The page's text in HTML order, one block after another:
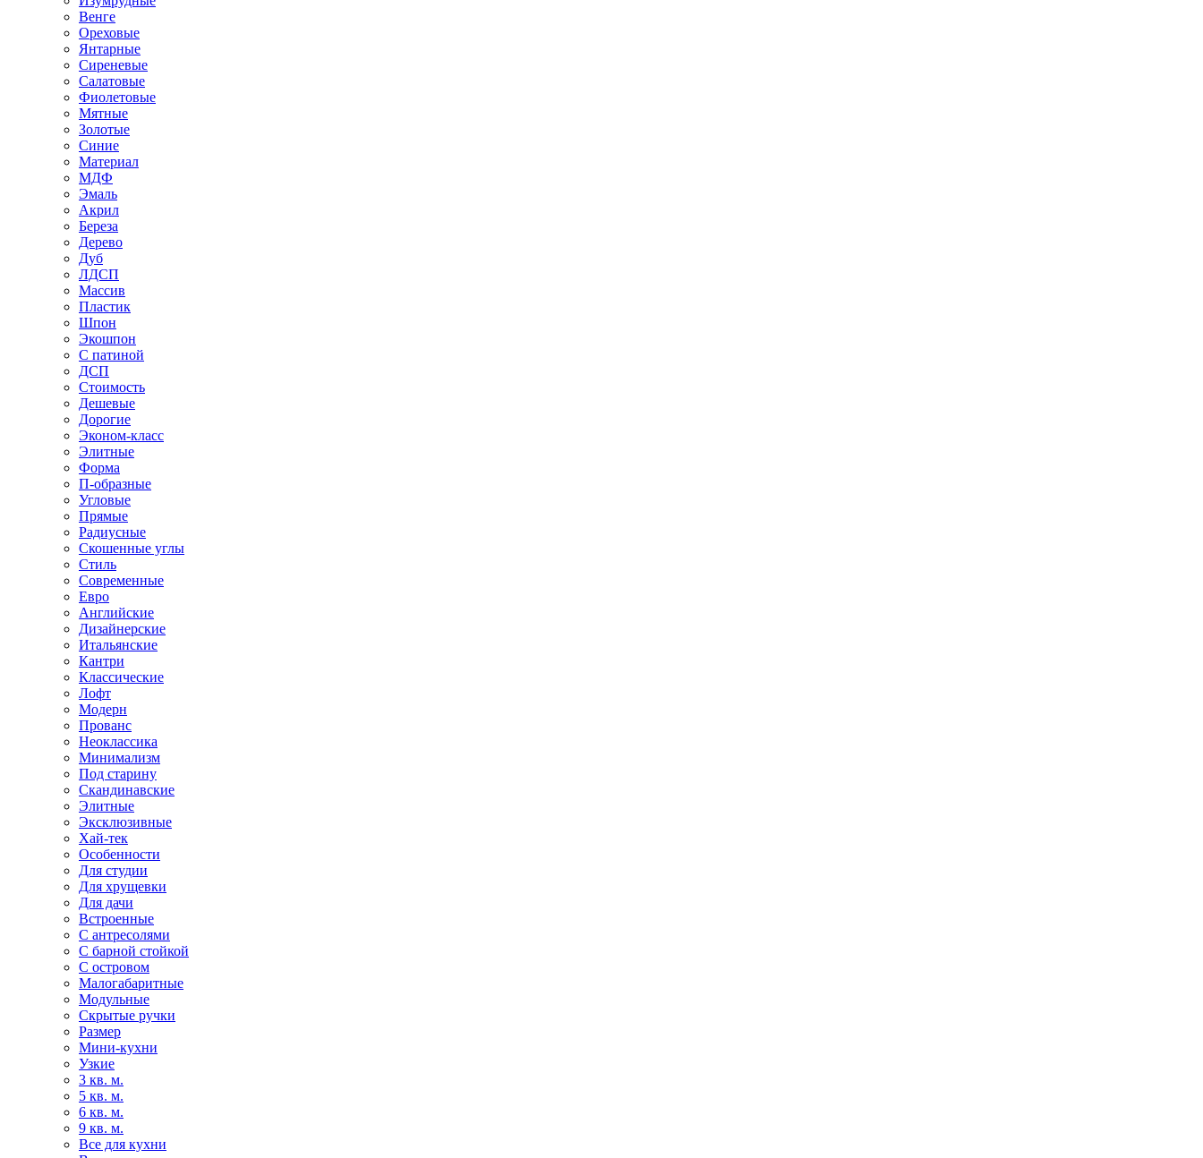
Венге
Ореховые
Янтарные
Сиреневые
Салатовые
Фиолетовые
Мятные
Золотые
Синие
Материал
МДФ
Эмаль
Акрил
Береза
Дерево
Дуб
ЛДСП
Массив
Пластик
Шпон
Экошпон
С патиной
ДСП
Стоимость
Дешевые
Дорогие
Эконом-класс
Элитные
Форма
П-образные
Угловые
Прямые
Радиусные
Скошенные углы
Стиль
Современные
Евро
Английские
Дизайнерские
Итальянские
Кантри
Классические
Лофт
Модерн
Прованс
Неоклассика
Минимализм
Под старину
Скандинавские
Элитные
Эксклюзивные
Хай-тек
Особенности
Для студии
Для хрущевки
Для дачи
Встроенные
С антресолями
С барной стойкой
С островом
Малогабаритные
Модульные
Скрытые ручки
Размер
Мини-кухни
Узкие
3 кв. м.
5 кв. м.
6 кв. м.
9 кв. м.
Все для кухни